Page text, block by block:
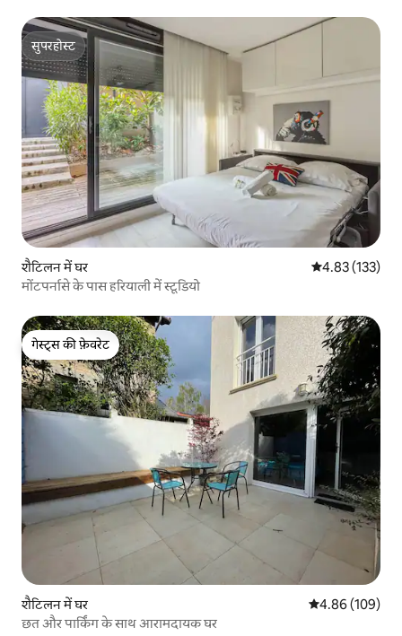
सुपरहोस्ट
सुपरहोस्ट
शैटिलन में घर औसत रेटिंग 5 में से
4.83 (133)
मोंटपर्नासे के पास हरियाली में स्टूडियो
गेस्ट्स की फ़ेवरेट
गेस्ट्स की फ़ेवरेट
शैटिलन में घर औसत रेटिंग 5 में से
4.86 (109)
छत और पार्किंग के साथ आरामदायक घर